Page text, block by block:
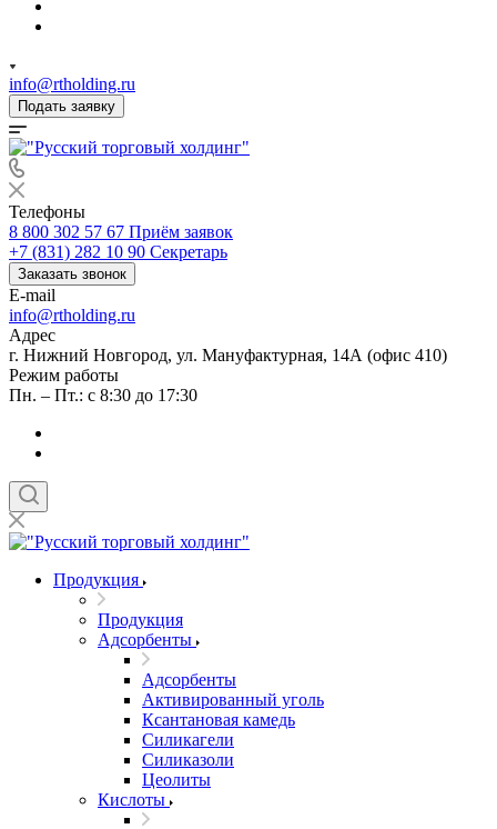
info@rtholding.ru
Подать заявку
Телефоны
8 800 302 57 67 Приём заявок
+7 (831) 282 10 90 Секретарь
Заказать звонок
E-mail
info@rtholding.ru
Адрес
г. Нижний Новгород, ул. Мануфактурная, 14А (офис 410)
Режим работы
Пн. – Пт.: с 8:30 до 17:30
Продукция
Продукция
Адсорбенты
Адсорбенты
Активированный уголь
Ксантановая камедь
Силикагели
Силиказоли
Цеолиты
Кислоты